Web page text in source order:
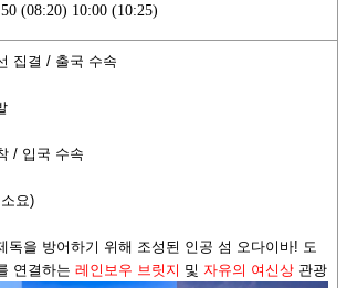
(08:20) 10:00 (10:25)
집결 / 출국 수속
/ 입국 수속
요)
독을 방어하기 위해 조성된 인공 섬 오다이바! 도
연결하는 레인보우 브릿지 및 자유의 여신상 관광